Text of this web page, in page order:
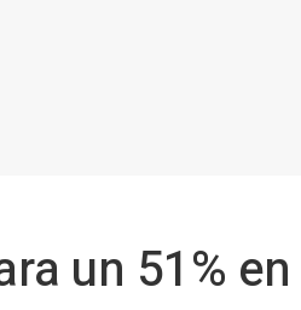
un 51% en